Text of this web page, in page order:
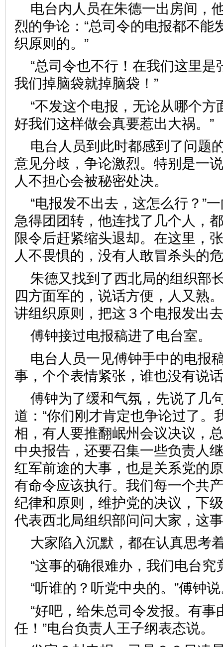
电台内人员在朱德一出房间，
烈的争论：“总司令的电报都不能
织原则的。”
“总司令也不行！在我们这里
我们掉脑袋就掉脑袋！”
“不发这个电报，无论从哪个
好我们这样做会真要惹出大祸。”
电台人员到此时都感到了问题
意见分歧，争论激烈。特别是一
人不担心会被秘密处决。
“电报发不出去，这怎么行？”
急得团团转，他连找了几个人，
限令后赶紧缩头退却。在这里，
人不畏惧的，没有人敢冒杀头的
朱德又找到了西北局的组织部
四方面军的，说话方便，人又熟
讲组织原则，把这３个电报发出
傅钟接过电报稿进了电台室。
电台人员一见傅钟手中的电报
事，个个表情紧张，谁也没有说
傅钟为了缓和气氛，先说了几
道：“你们刚才肯定也争论过了。
相，有人要推翻岷州会议决议，
中央报告，还要召集一些负责人
红军前途的大事，也是关系党的
有命令应该执行。我们每一个共
纪律和原则，维护党的决议，下
代表西北局组织部问问大家，这
大家陷入沉默，都在认真思考
“这事的确很难办，我们电台究
“听谁的？听党中央的。”傅钟
“好吧，给朱总司令发报。有事
任！”电台负责人王子纲表态说。